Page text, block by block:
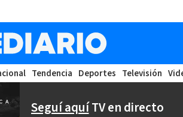
Tendencia Deportes Televisión
Seguí aquíTV en directo